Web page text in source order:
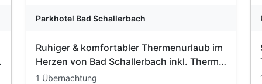
Parkhotel Bad Schallerbach
Ruhiger & komfortabler Thermenurlaub im
Herzen von Bad Schallerbach inkl. Therme
| 1 Nacht
1 Übernachtung